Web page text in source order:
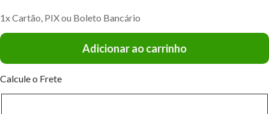
1x Cartão, PIX ou Boleto Bancário
Adicionar ao carrinho
Calcule o Frete